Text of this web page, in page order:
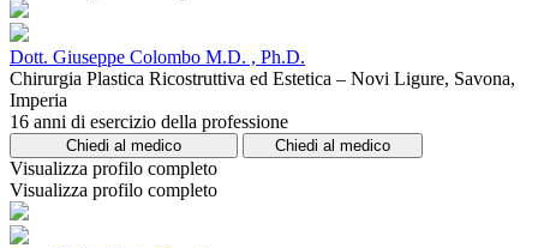
Dott. Giuseppe Colombo M.D. , Ph.D.
Chirurgia Plastica Ricostruttiva ed Estetica – Novi Ligure, Savona,
Imperia
16 anni di esercizio della professione
Chiedi al medico Chiedi al medico
Visualizza profilo completo
Visualizza profilo completo